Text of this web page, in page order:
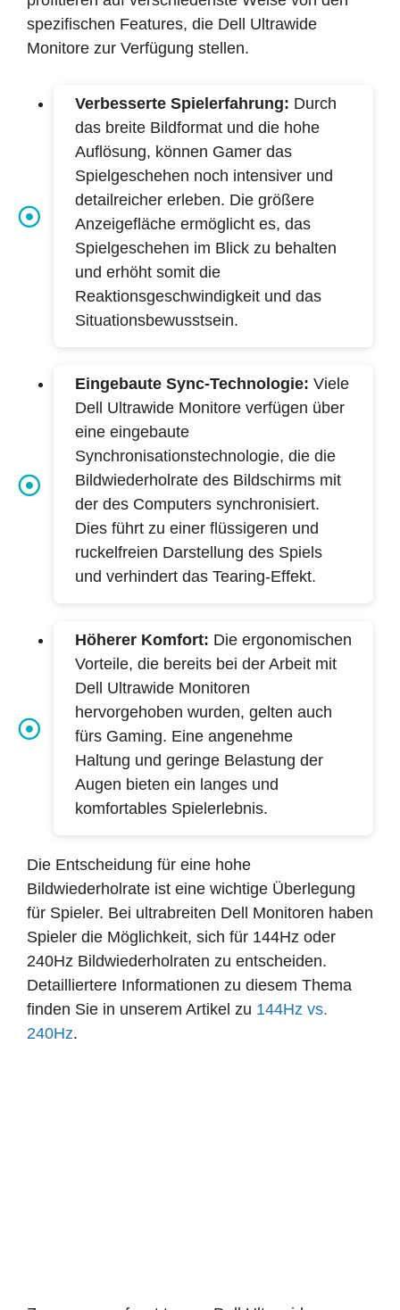
spezifischen Features, die Dell Ultrawide
Monitore zur Verfügung stellen.
Verbesserte Spielerfahrung: Durch
das breite Bildformat und die hohe
Auflösung, können Gamer das
Spielgeschehen noch intensiver und
detailreicher erleben. Die größere
Anzeigefläche ermöglicht es, das
Spielgeschehen im Blick zu behalten
und erhöht somit die
Reaktionsgeschwindigkeit und das
Situationsbewusstsein.
Eingebaute Sync-Technologie: Viele
Dell Ultrawide Monitore verfügen über
eine eingebaute
Synchronisationstechnologie, die die
Bildwiederholrate des Bildschirms mit
der des Computers synchronisiert.
Dies führt zu einer flüssigeren und
ruckelfreien Darstellung des Spiels
und verhindert das Tearing-Effekt.
Höherer Komfort: Die ergonomischen
Vorteile, die bereits bei der Arbeit mit
Dell Ultrawide Monitoren
hervorgehoben wurden, gelten auch
fürs Gaming. Eine angenehme
Haltung und geringe Belastung der
Augen bieten ein langes und
komfortables Spielerlebnis.
Die Entscheidung für eine hohe
Bildwiederholrate ist eine wichtige Überlegung
für Spieler. Bei ultrabreiten Dell Monitoren haben
Spieler die Möglichkeit, sich für 144Hz oder
240Hz Bildwiederholraten zu entscheiden.
Detailliertere Informationen zu diesem Thema
finden Sie in unserem Artikel zu 144Hz vs.
240Hz.